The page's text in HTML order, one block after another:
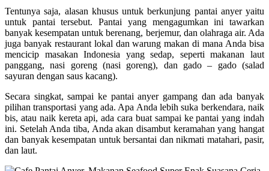
Tentunya saja, alasan khusus untuk berkunjung pantai anyer yaitu
untuk pantai tersebut. Pantai yang mengagumkan ini tawarkan
banyak kesempatan untuk berenang, berjemur, dan olahraga air. Ada
juga banyak restaurant lokal dan warung makan di mana Anda bisa
mencicip masakan Indonesia yang sedap, seperti makanan laut
panggang, nasi goreng (nasi goreng), dan gado – gado (salad
sayuran dengan saus kacang).
Secara singkat, sampai ke pantai anyer gampang dan ada banyak
pilihan transportasi yang ada. Apa Anda lebih suka berkendara, naik
bis, atau naik kereta api, ada cara buat sampai ke pantai yang indah
ini. Setelah Anda tiba, Anda akan disambut keramahan yang hangat
dan banyak kesempatan untuk bersantai dan nikmati matahari, pasir,
dan laut.